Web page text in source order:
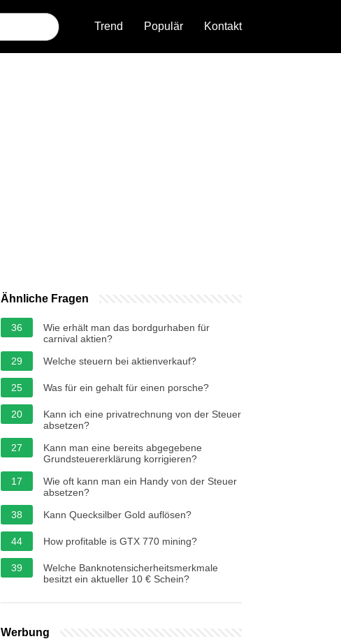
Trend Populär Kontakt
Ähnliche Fragen
36
Wie erhält man das bordgurhaben für
carnival aktien?
29
Welche steuern bei aktienverkauf?
25 Was für ein gehalt für einen porsche?
20
Kann ich eine privatrechnung von der Steuer
absetzen?
27
Kann man eine bereits abgegebene
Grundsteuererklärung korrigieren?
17
Wie oft kann man ein Handy von der Steuer
absetzen?
38
Kann Quecksilber Gold auflösen?
44 How profitable is GTX 770 mining?
39
Welche Banknotensicherheitsmerkmale
besitzt ein aktueller 10 € Schein?
Werbung